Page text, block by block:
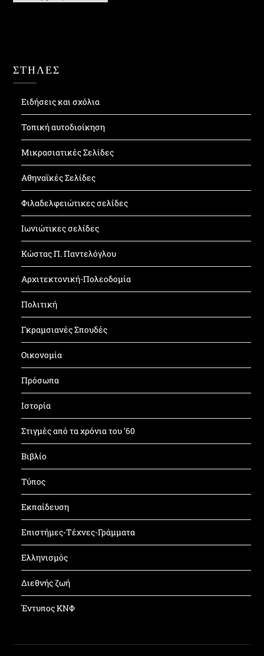
ΣΤΗΛΕΣ
Ειδήσεις και σχόλια
Τοπική αυτοδιοίκηση
Μικρασιατικές Σελίδες
Αθηναϊκές Σελίδες
Φιλαδελφειώτικες σελίδες
Ιωνιώτικες σελίδες
Κώστας Π. Παντελόγλου
Αρχιτεκτονική-Πολεοδομία
Πολιτική
Γκραμσιανές Σπουδές
Οικονομία
Πρόσωπα
Ιστορία
Στιγμές από τα χρόνια του ’60
Βιβλίο
Τύπος
Εκπαίδευση
Επιστήμες-Τέχνες-Γράμματα
Ελληνισμός
Διεθνής ζωή
Έντυπος ΚΝΦ